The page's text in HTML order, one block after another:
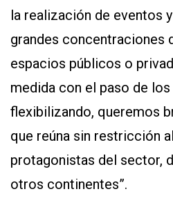
la realización de eventos
grandes concentraciones
espacios públicos o
medida con el paso de
flexibilizando, queremos
que reúna sin restricción
protagonistas del sector,
otros continentes”.